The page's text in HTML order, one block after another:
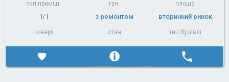
тип приміщ. грн. площа
1/1
поверх
з ремонтом
стан
вторинний ринок
тип будівлі